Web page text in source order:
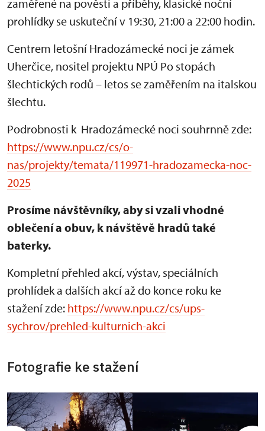
zaměřené na pověsti a příběhy, klasické noční
prohlídky se uskuteční v 19:30, 21:00 a 22:00 hodin.
Centrem letošní Hradozámecké noci je zámek
Uherčice, nositel projektu NPÚ Po stopách
šlechtických rodů – letos se zaměřením na italskou
šlechtu.
Podrobnosti k Hradozámecké noci souhrnně zde:
https://www.npu.cz/cs/o-
nas/projekty/temata/119971-hradozamecka-noc-
2025
Prosíme návštěvníky, aby si vzali vhodné
oblečení a obuv, k návštěvě hradů také
baterky.
Kompletní přehled akcí, výstav, speciálních
prohlídek a dalších akcí až do konce roku ke
stažení zde: https://www.npu.cz/cs/ups-
sychrov/prehled-kulturnich-akci
Fotografie ke stažení